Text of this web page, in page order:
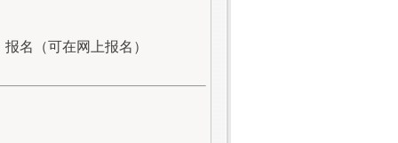
名（可在网上报名）